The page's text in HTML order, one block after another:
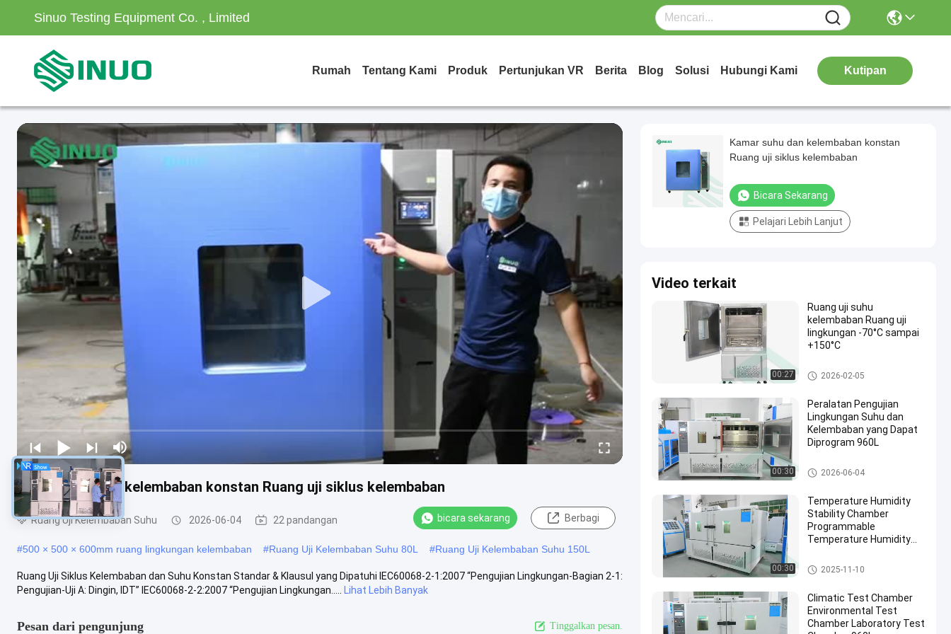
Sinuo Testing Equipment Co. , Limited
Rumah Tentang Kami Produk Pertunjukan VR Berita Blog Solusi Hubungi Kami Kutipan
Kamar suhu dan kelembaban konstan Ruang uji siklus kelembaban
Ruang Uji Kelembaban Suhu 2026-06-04 22 pandangan bicara sekarang Berbagi
#500 × 500 × 600mm ruang lingkungan kelembaban #Ruang Uji Kelembaban Suhu 80L #Ruang Uji Kelembaban Suhu 150L
Ruang Uji Siklus Kelembaban dan Suhu Konstan Standar & Klausul yang Dipatuhi IEC60068-2-1:2007 “Pengujian Lingkungan-Bagian 2-1:
Pengujian-Uji A: Dingin, IDT” IEC60068-2-2:2007 “Pengujian Lingkungan.....
Lihat Lebih Banyak
Pesan dari pengunjung Tinggalkan pesan.
Kamar suhu dan kelembaban konstan
Ruang uji siklus kelembaban
Bicara Sekarang
Pelajari Lebih Lanjut
Video terkait
00:27
Ruang uji suhu
kelembaban Ruang uji
lingkungan -70°C sampai
+150°C
Ruang Uji Kelembaban Suhu
2026-02-05
00:30
Peralatan Pengujian
Lingkungan Suhu dan
Kelembaban yang Dapat
Diprogram 960L
Ruang Uji Kelembaban Suhu
2026-06-04
00:30
Temperature Humidity
Stability Chamber
Programmable
Temperature Humidity
Ruang Uji Kelembaban Suhu
2025-11-10
Climatic Test Chamber
Environmental Test
Chamber Laboratory Test